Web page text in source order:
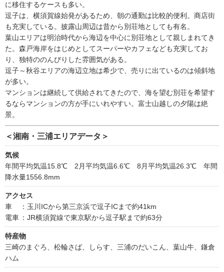
に移住するケースも多い。
逗子は、横須賀線始発があるため、朝の通勤は比較的便利。商店街
も充実している。披露山周辺は昔から別荘地としても有名。
葉山エリアは明治時代から海辺を中心に別荘地として親しまれてき
た。森戸海岸をはじめとしてスーパーやカフェなども充実してお
り、独特ののんびりした雰囲気がある。
逗子～秋谷エリアの海辺立地は希少で、売りに出ているのは傾斜地
が多い。
マンションは継続して供給されてきたので、海を望む別荘を希望す
るならマンションの方が手にいれやすい。富士山越しの夕陽は絶
景。
＜湘南・三浦エリアデータ＞
気候
年間平均気温15.8℃ 2月平均気温6.6℃ 8月平均気温26.3℃ 年間
降水量1556.8mm
アクセス
車
：玉川ICから第三京浜で逗子ICまで約41km
電車 ：JR横須賀線で東京駅から逗子駅まで約63分
特産物
三崎のまぐろ、松輪さば、しらす、三浦のだいこん、葉山牛、鎌倉
ハム